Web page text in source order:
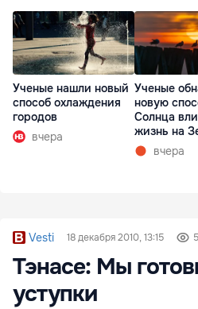
Ученые нашли новый
способ охлаждения
городов
вчера
Ученые
новую
Солнца
жизнь на
вчера
Vesti 18 декабря 2010, 13:15
Тэнасе: Мы
уступки